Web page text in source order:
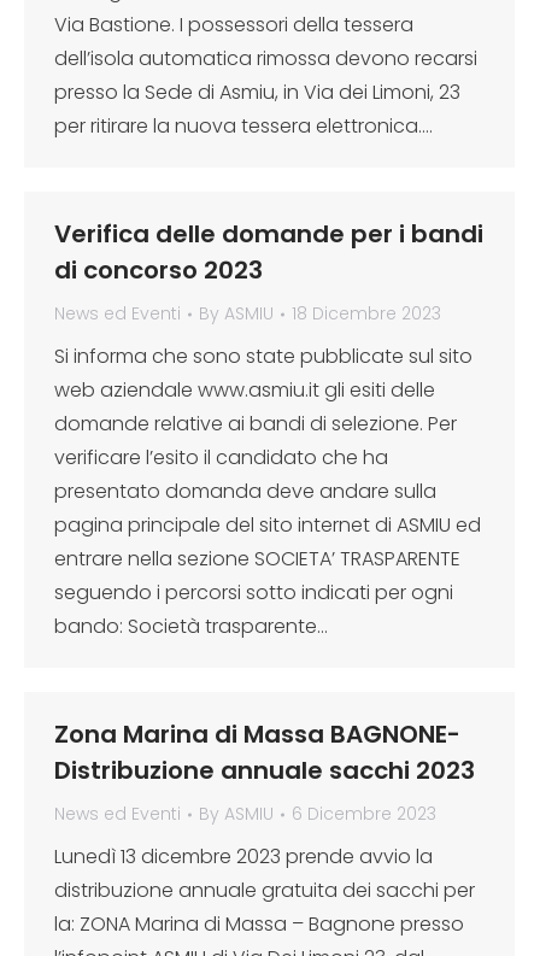
Via Bastione. I possessori della tessera
dell’isola automatica rimossa devono recarsi
presso la Sede di Asmiu, in Via dei Limoni, 23
per ritirare la nuova tessera elettronica.…
Verifica delle domande per i bandi
di concorso 2023
News ed Eventi By ASMIU 18 Dicembre 2023
Si informa che sono state pubblicate sul sito
web aziendale www.asmiu.it gli esiti delle
domande relative ai bandi di selezione. Per
verificare l’esito il candidato che ha
presentato domanda deve andare sulla
pagina principale del sito internet di ASMIU ed
entrare nella sezione SOCIETA’ TRASPARENTE
seguendo i percorsi sotto indicati per ogni
bando: Società trasparente…
Zona Marina di Massa BAGNONE-
Distribuzione annuale sacchi 2023
News ed Eventi By ASMIU 6 Dicembre 2023
Lunedì 13 dicembre 2023 prende avvio la
distribuzione annuale gratuita dei sacchi per
la: ZONA Marina di Massa – Bagnone presso